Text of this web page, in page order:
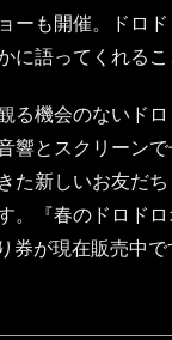
ーも開催。ドロ
に語ってくれるこ
る機会のないド
響とスクリーン
た新しいお友だ
。『春のドロド
券が現在販売中